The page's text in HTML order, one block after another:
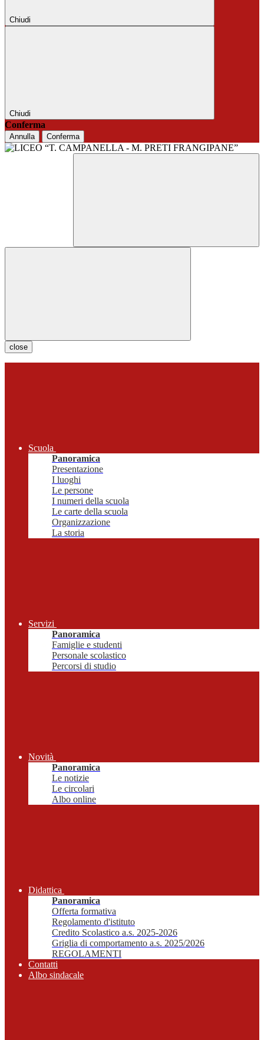
Chiudi
Chiudi
Conferma
Annulla Conferma
close
Scuola
Panoramica
Presentazione
I luoghi
Le persone
I numeri della scuola
Le carte della scuola
Organizzazione
La storia
Servizi
Panoramica
Famiglie e studenti
Personale scolastico
Percorsi di studio
Novità
Panoramica
Le notizie
Le circolari
Albo online
Didattica
Panoramica
Offerta formativa
Regolamento d'istituto
Credito Scolastico a.s. 2025-2026
Griglia di comportamento a.s. 2025/2026
REGOLAMENTI
Contatti
Albo sindacale